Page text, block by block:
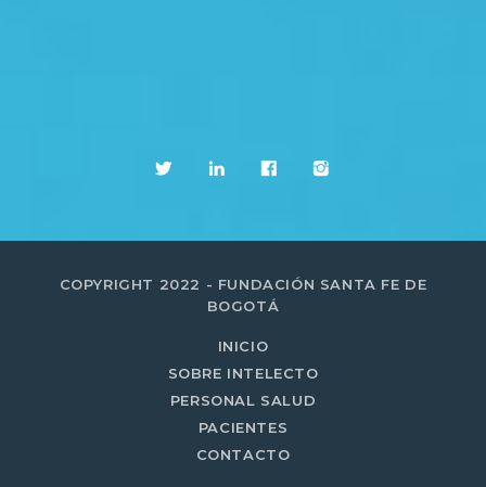
COPYRIGHT 2022 - FUNDACIÓN SANTA FE DE
BOGOTÁ
INICIO
SOBRE INTELECTO
PERSONAL SALUD
PACIENTES
CONTACTO